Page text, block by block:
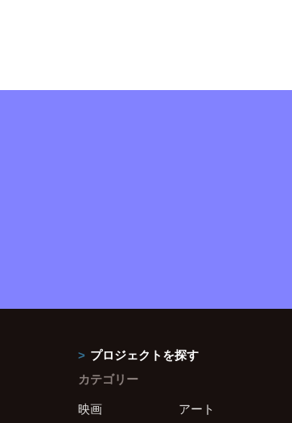
プロジェクトを探す
カテゴリー
映画
アート